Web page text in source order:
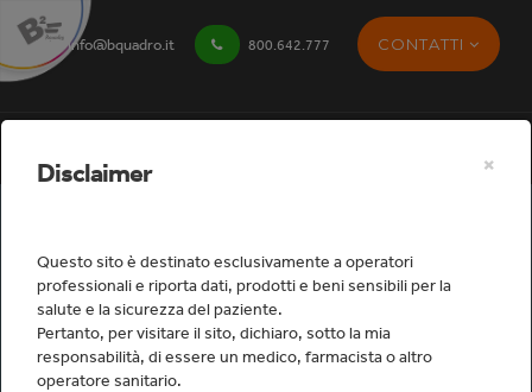
info@bquadro.it 800.642.777 CONTATTI
Studio
Disclaimer ×
Questo sito è destinato esclusivamente a operatori
professionali e riporta dati, prodotti e beni sensibili per la
salute e la sicurezza del paziente.
Pertanto, per visitare il sito, dichiaro, sotto la mia
responsabilità, di essere un medico, farmacista o altro
operatore sanitario.